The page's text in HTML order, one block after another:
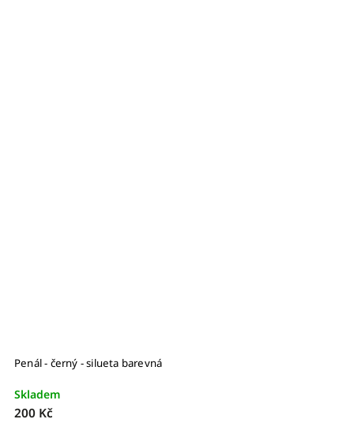
Penál - černý - silueta barevná
Skladem
200 Kč